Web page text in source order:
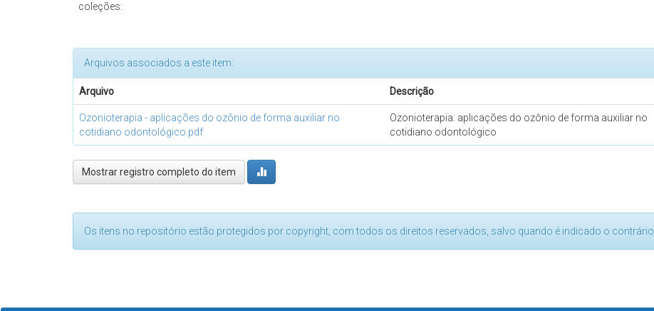
coleções:
Arquivos associados a este item:
Arquivo Descrição
Ozonioterapia - aplicações do ozônio de forma auxiliar no
cotidiano odontológico.pdf
Ozonioterapia: aplicações do ozônio de forma auxiliar no
cotidiano odontológico
Mostrar registro completo do item
Os itens no repositório estão protegidos por copyright, com todos os direitos reservados, salvo quando é indicado o contrário.